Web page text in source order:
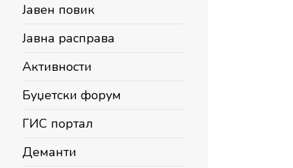
Јавен повик
Јавна расправа
Активности
Буџетски форум
ГИС портал
Деманти